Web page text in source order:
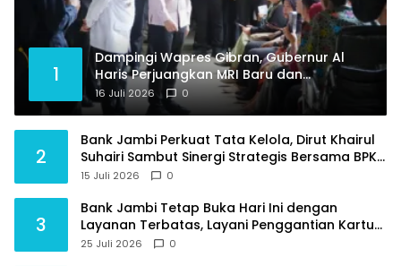
1
Dampingi Wapres Gibran, Gubernur Al
Haris Perjuangkan MRI Baru dan
Tambahan Dokter Spesialis untuk RSUD
Raden Mattaher
16 Juli 2026 0
2
Bank Jambi Perkuat Tata Kelola, Dirut Khairul
Suhairi Sambut Sinergi Strategis Bersama BPKP
Jambi
15 Juli 2026 0
3
Bank Jambi Tetap Buka Hari Ini dengan
Layanan Terbatas, Layani Penggantian Kartu
ATM dan Perubahan PIN
25 Juli 2026 0